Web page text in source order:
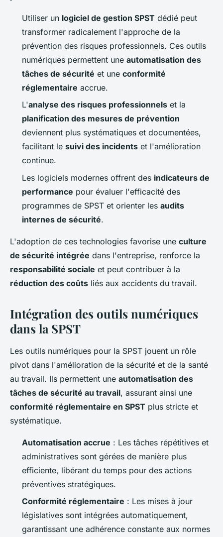
Utiliser un logiciel de gestion SPST dédié peut
transformer radicalement l'approche de la
prévention des risques professionnels. Ces outils
numériques permettent une automatisation des
tâches de sécurité et une conformité
réglementaire accrue.
L'analyse des risques professionnels et la
planification des mesures de prévention
deviennent plus systématiques et documentées,
facilitant le suivi des incidents et l'amélioration
continue.
Les logiciels modernes offrent des indicateurs de
performance pour évaluer l'efficacité des
programmes de SPST et orienter les audits
internes de sécurité.
L'adoption de ces technologies favorise une culture
de sécurité intégrée dans l'entreprise, renforce la
responsabilité sociale et peut contribuer à la
réduction des coûts liés aux accidents du travail.
Intégration des outils numériques
dans la SPST
Les outils numériques pour la SPST jouent un rôle
pivot dans l'amélioration de la sécurité et de la santé
au travail. Ils permettent une automatisation des
tâches de sécurité au travail, assurant ainsi une
conformité réglementaire en SPST plus stricte et
systématique.
Automatisation accrue : Les tâches répétitives et
administratives sont gérées de manière plus
efficiente, libérant du temps pour des actions
préventives stratégiques.
Conformité réglementaire : Les mises à jour
législatives sont intégrées automatiquement,
garantissant une adhérence constante aux normes